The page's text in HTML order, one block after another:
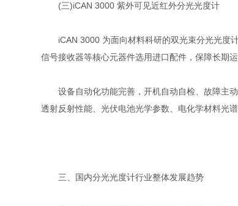
(三)iCAN 3000 紫外可见近红外分光光度计
iCAN 3000 为面向材料科研的双光束分光光度计
信号接收器等核心元器件选用进口配件，保障长期运
设备自动化功能完善，开机自动自检、故障主动
透射反射性能、光伏电池光学参数、电化学材料光
三、国内分光光度计行业整体发展趋势